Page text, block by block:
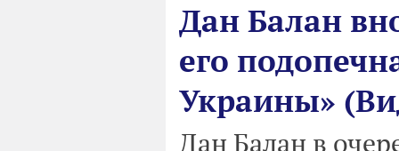
Дан Балан
его
Украины»
Дан Балан в